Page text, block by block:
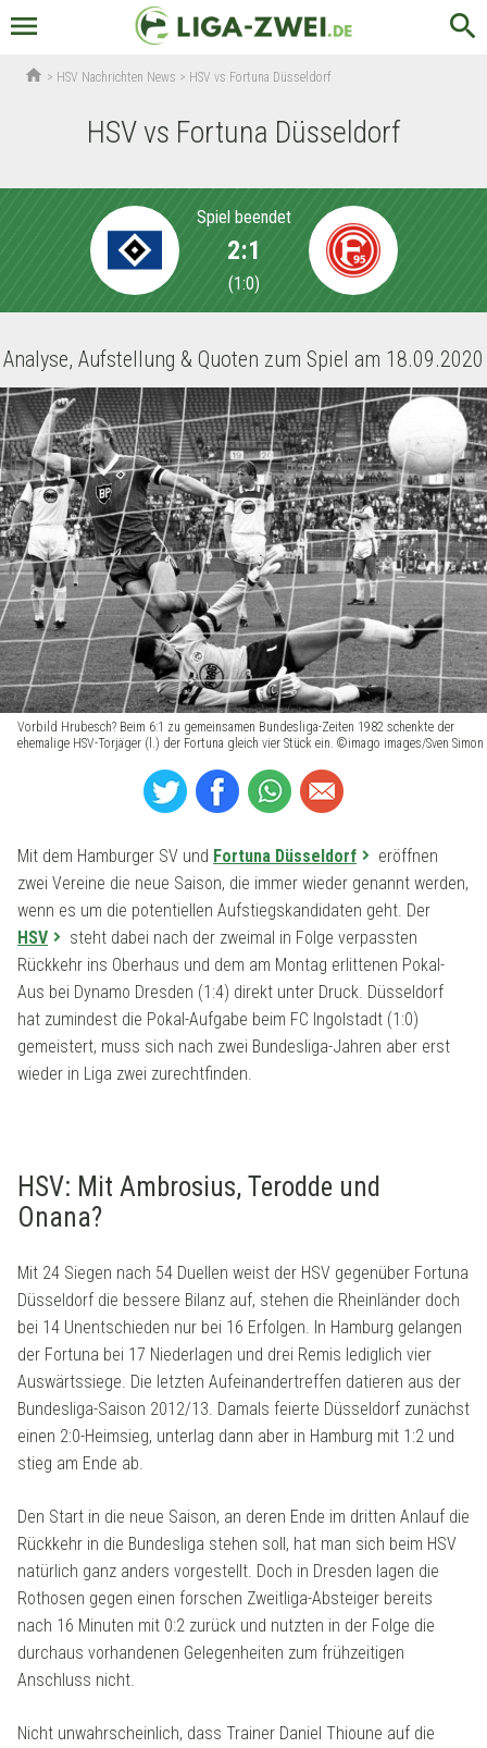
menu search
home > HSV Nachrichten News > HSV vs Fortuna Düsseldorf
HSV vs Fortuna Düsseldorf
Spiel beendet
2:1
(1:0)
Analyse, Aufstellung & Quoten zum Spiel am 18.09.2020
Vorbild Hrubesch? Beim 6:1 zu gemeinsamen Bundesliga-Zeiten 1982 schenkte der
ehemalige HSV-Torjäger (l.) der Fortuna gleich vier Stück ein. ©imago images/Sven Simon
Mit dem Hamburger SV und Fortuna Düsseldorf
eröffnen
zwei Vereine die neue Saison, die immer wieder genannt werden,
wenn es um die potentiellen Aufstiegskandidaten geht. Der
HSV
steht dabei nach der zweimal in Folge verpassten
Rückkehr ins Oberhaus und dem am Montag erlittenen Pokal-
Aus bei Dynamo Dresden (1:4) direkt unter Druck. Düsseldorf
hat zumindest die Pokal-Aufgabe beim FC Ingolstadt (1:0)
gemeistert, muss sich nach zwei Bundesliga-Jahren aber erst
wieder in Liga zwei zurechtfinden.
HSV: Mit Ambrosius, Terodde und
Onana?
Mit 24 Siegen nach 54 Duellen weist der HSV gegenüber Fortuna
Düsseldorf die bessere Bilanz auf, stehen die Rheinländer doch
bei 14 Unentschieden nur bei 16 Erfolgen. In Hamburg gelangen
der Fortuna bei 17 Niederlagen und drei Remis lediglich vier
Auswärtssiege. Die letzten Aufeinandertreffen datieren aus der
Bundesliga-Saison 2012/13. Damals feierte Düsseldorf zunächst
einen 2:0-Heimsieg, unterlag dann aber in Hamburg mit 1:2 und
stieg am Ende ab.
Den Start in die neue Saison, an deren Ende im dritten Anlauf die
Rückkehr in die Bundesliga stehen soll, hat man sich beim HSV
natürlich ganz anders vorgestellt. Doch in Dresden lagen die
Rothosen gegen einen forschen Zweitliga-Absteiger bereits
nach 16 Minuten mit 0:2 zurück und nutzten in der Folge die
durchaus vorhandenen Gelegenheiten zum frühzeitigen
Anschluss nicht.
Nicht unwahrscheinlich, dass Trainer Daniel Thioune auf die